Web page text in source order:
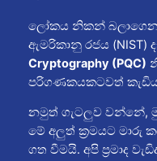
ලෝකය නිකන් බලාගෙන
ඇමරිකානු රජය (NIST)
Cryptography (PQC)
පරිගණකයකටවත්
නමුත් ගැටලුව වන්නේ,
මේ අලුත් ක්‍රමයට මාරු
ගත වීමයි. අපි ප්‍රමාද